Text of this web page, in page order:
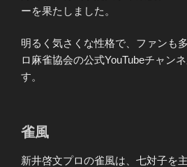
ーを果たしました。
明るく気さくな性格で、ファンも
ロ麻雀協会の公式YouTubeチャン
す。
雀風
新井啓文プロの雀風は、七対子を